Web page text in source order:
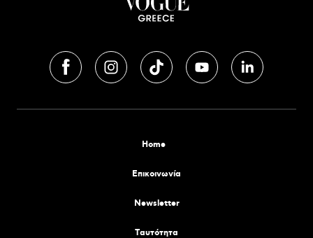
Home
Επικοινωνία
Newsletter
Tαυτότητα